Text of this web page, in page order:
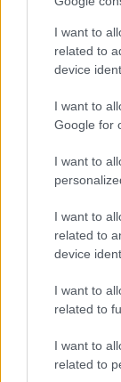
I want to
related to
device
I want to
Google for
I want to
I want to
related to
device
I want to
related to
I want to
related to
Biografie più
Indice dei
Temi